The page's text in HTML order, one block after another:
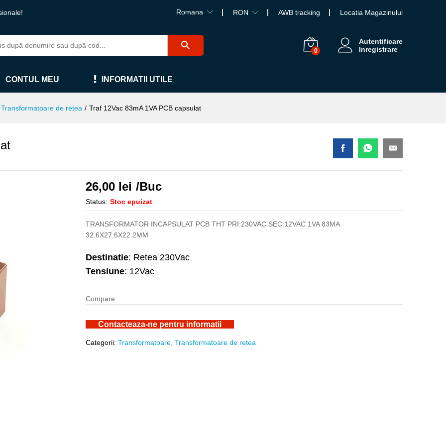
Romana RON AWB tracking Locatia Magazinului
0
Autentificare
Inregistrare
CONTUL MEU INFORMATII UTILE
Transformatoare de retea / Traf 12Vac 83mA 1VA PCB capsulat
26,00 lei /Buc
Status: Stoc epuizat
TRANSFORMATOR INCAPSULAT PCB THT PRI:230VAC SEC:12VAC 1VA 83MA
32.6X27.6X22.2MM
Destinatie: Retea 230Vac
Tensiune: 12Vac
Compare
Contacteaza-ne pentru informatii
Categorii:Transformatoare ,Transformatoare de retea